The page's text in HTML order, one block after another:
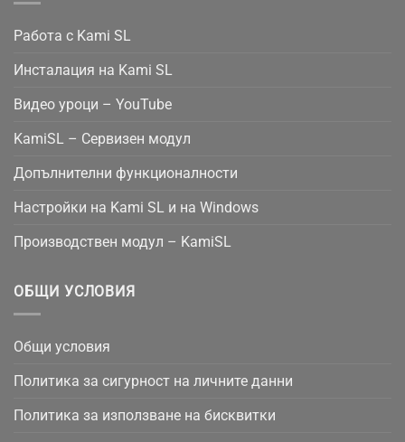
Работа с Kami SL
Инсталация на Kami SL
Видео уроци – YouTube
KamiSL – Сервизен модул
Допълнителни функционалности
Настройки на Kami SL и на Windows
Производствен модул – KamiSL
ОБЩИ УСЛОВИЯ
Общи условия
Политика за сигурност на личните данни
Политика за използване на бисквитки